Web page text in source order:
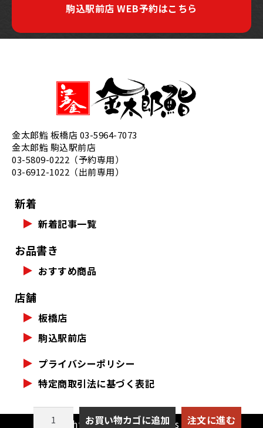
【568】
お買い物カゴに追加 注文に進む
駒込駅前店 WEB予約はこちら
金太郎鮨 板橋店 03-5964-7073
金太郎鮨 駒込駅前店
03-5809-0222（予約専用）
03-6912-1022（出前専用）
新着
新着記事一覧
お品書き
おすすめ商品
店舗
板橋店
駒込駅前店
プライバシーポリシー
特定商取引法に基づく表記
Copyright (c) edokin All Rights Reserved.